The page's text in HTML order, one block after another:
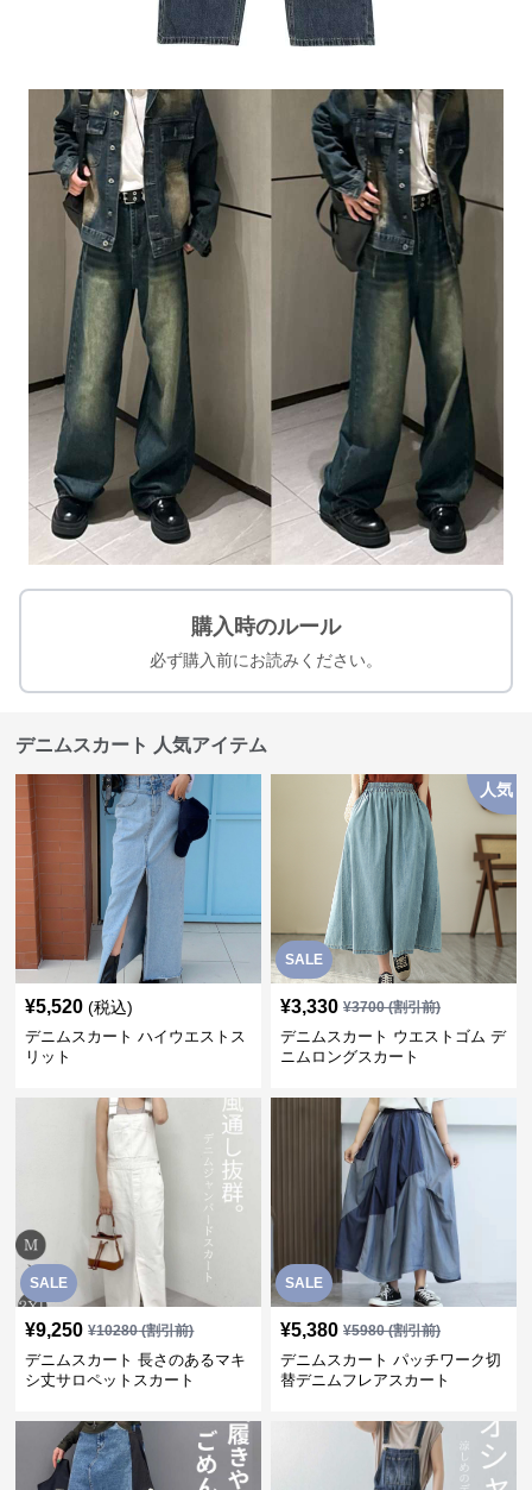
購入時のルール
必ず購入前にお読みください。
デニムスカート 人気アイテム
¥5,520 (税込)
デニムスカート ハイウエストス
リット
SALE
人気
¥3,330 ¥3700(割引前)
デニムスカート ウエストゴム デ
ニムロングスカート
SALE
¥9,250 ¥10280(割引前)
デニムスカート 長さのあるマキ
シ丈サロペットスカート
SALE
¥5,380 ¥5980(割引前)
デニムスカート パッチワーク切
替デニムフレアスカート